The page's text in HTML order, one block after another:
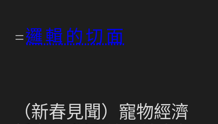
邏輯的切面
（新春見聞）寵物經濟